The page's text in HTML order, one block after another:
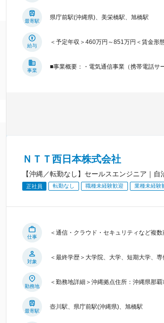
最寄駅
県庁前駅(沖縄県)、美栄橋駅、旭橋駅
給与
＜予定年収＞460万円～851万円＜賃金形
事業
■事業概要：・電気通信事業（携帯電話サ
ＮＴＴ西日本株式会社
【沖縄／転勤なし】セールスエンジニア｜
正社員 転勤なし 職種未経験歓迎 業種未経験
仕事
＜通信・クラウド・セキュリティなど複
対象
＜最終学歴＞大学院、大学、短期大学、
勤務地
＜勤務地詳細＞沖縄拠点住所：沖縄県那
最寄駅
壺川駅、県庁前駅(沖縄県)、旭橋駅